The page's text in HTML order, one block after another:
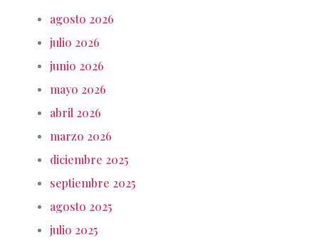
agosto 2026
julio 2026
junio 2026
mayo 2026
abril 2026
marzo 2026
diciembre 2025
septiembre 2025
agosto 2025
julio 2025